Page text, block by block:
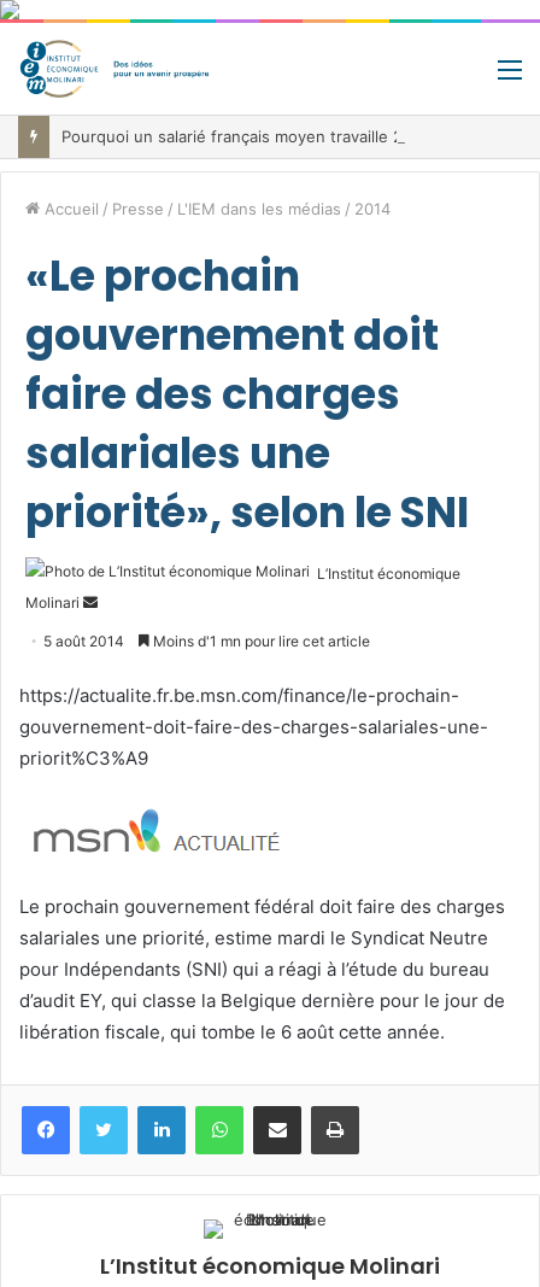
Accueil / Presse / L'IEM dans les médias / 2014
«Le prochain
gouvernement doit
faire des charges
salariales une
priorité», selon le SNI
L’Institut économique
Molinari
Envoyer
5 août 2014 Moins d'1 mn pour lire cet article
https://actualite.fr.be.msn.com/finance/le-prochain-
gouvernement-doit-faire-des-charges-salariales-une-
priorit%C3%A9
Le prochain gouvernement fédéral doit faire des charges
salariales une priorité, estime mardi le Syndicat Neutre
pour Indépendants (SNI) qui a réagi à l’étude du bureau
d’audit EY, qui classe la Belgique dernière pour le jour de
libération fiscale, qui tombe le 6 août cette année.
FacebookTwitter LinkedinWhatsApp
Partagez par mail Imprimez
L’Institut économique Molinari